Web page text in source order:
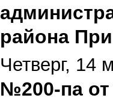
района
Четверг, 14
№200-па от